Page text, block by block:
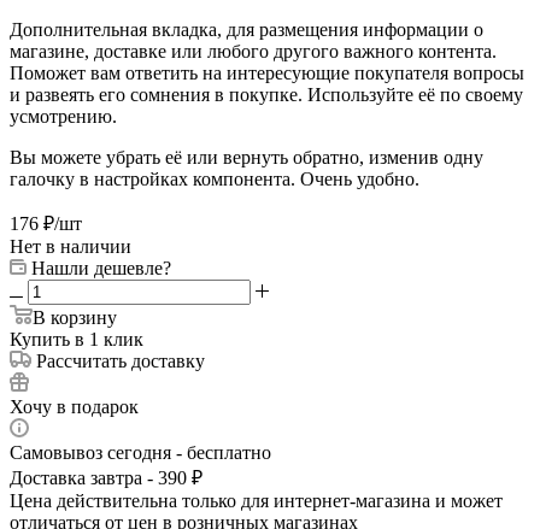
Дополнительная вкладка, для размещения информации о
магазине, доставке или любого другого важного контента.
Поможет вам ответить на интересующие покупателя вопросы
и развеять его сомнения в покупке. Используйте её по своему
усмотрению.
Вы можете убрать её или вернуть обратно, изменив одну
галочку в настройках компонента. Очень удобно.
176 ₽/шт
Нет в наличии
Нашли дешевле?
В корзину
Купить в 1 клик
Рассчитать доставку
Хочу в подарок
Самовывоз сегодня - бесплатно
Доставка завтра - 390 ₽
Цена действительна только для интернет-магазина и может
отличаться от цен в розничных магазинах